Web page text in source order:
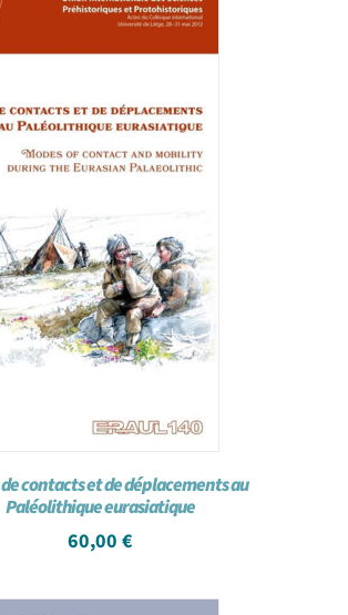
contacts et de déplacements au
Paléolithique eurasiatique
60,00 €